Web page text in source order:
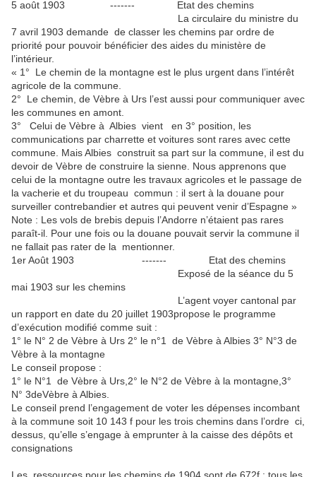
5 août 1903 ------- Etat des chemins
La circulaire du ministre du
7 avril 1903 demande de classer les chemins par ordre de
priorité pour pouvoir bénéficier des aides du ministère de
l’intérieur.
« 1° Le chemin de la montagne est le plus urgent dans l’intérêt
agricole de la commune.
2° Le chemin, de Vèbre à Urs l’est aussi pour communiquer avec
les communes en amont.
3° Celui de Vèbre à Albies vient en 3° position, les
communications par charrette et voitures sont rares avec cette
commune. Mais Albies construit sa part sur la commune, il est du
devoir de Vèbre de construire la sienne. Nous apprenons que
celui de la montagne outre les travaux agricoles et le passage de
la vacherie et du troupeau commun : il sert à la douane pour
surveiller contrebandier et autres qui peuvent venir d’Espagne »
Note : Les vols de brebis depuis l’Andorre n’étaient pas rares
paraît-il. Pour une fois ou la douane pouvait servir la commune il
ne fallait pas rater de la mentionner.
1er Août 1903 ------- Etat des chemins
Exposé de la séance du 5
mai 1903 sur les chemins
L’agent voyer cantonal par
un rapport en date du 20 juillet 1903propose le programme
d’exécution modifié comme suit :
1° le N° 2 de Vèbre à Urs 2° le n°1 de Vèbre à Albies 3° N°3 de
Vèbre à la montagne
Le conseil propose :
1° le N°1 de Vèbre à Urs,2° le N°2 de Vèbre à la montagne,3°
N° 3deVèbre à Albies.
Le conseil prend l’engagement de voter les dépenses incombant
à la commune soit 10 143 f pour les trois chemins dans l’ordre ci,
dessus, qu’elle s’engage à emprunter à la caisse des dépôts et
consignations